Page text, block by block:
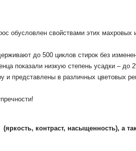
обусловлен свойствами этих
до 500 циклов стирок без
показали низкую степень усадки – до
представлены в различных цветовых
контраст, насыщенность), а